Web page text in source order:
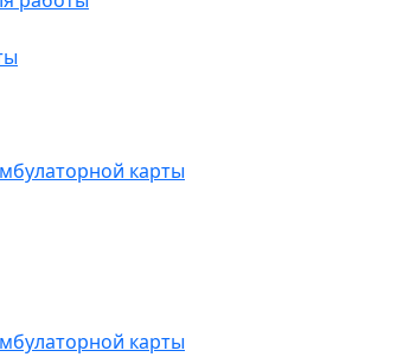
карты
карты